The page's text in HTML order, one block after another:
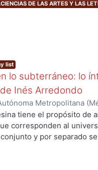
DE LAS ARTES Y LAS
list
lo subterráneo: lo
Inés Arredondo
Metropolitana
Información.,2019-11)
tiene el propósito de
corresponden al
y por separado